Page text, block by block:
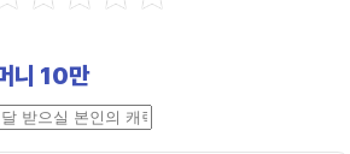
니 10만